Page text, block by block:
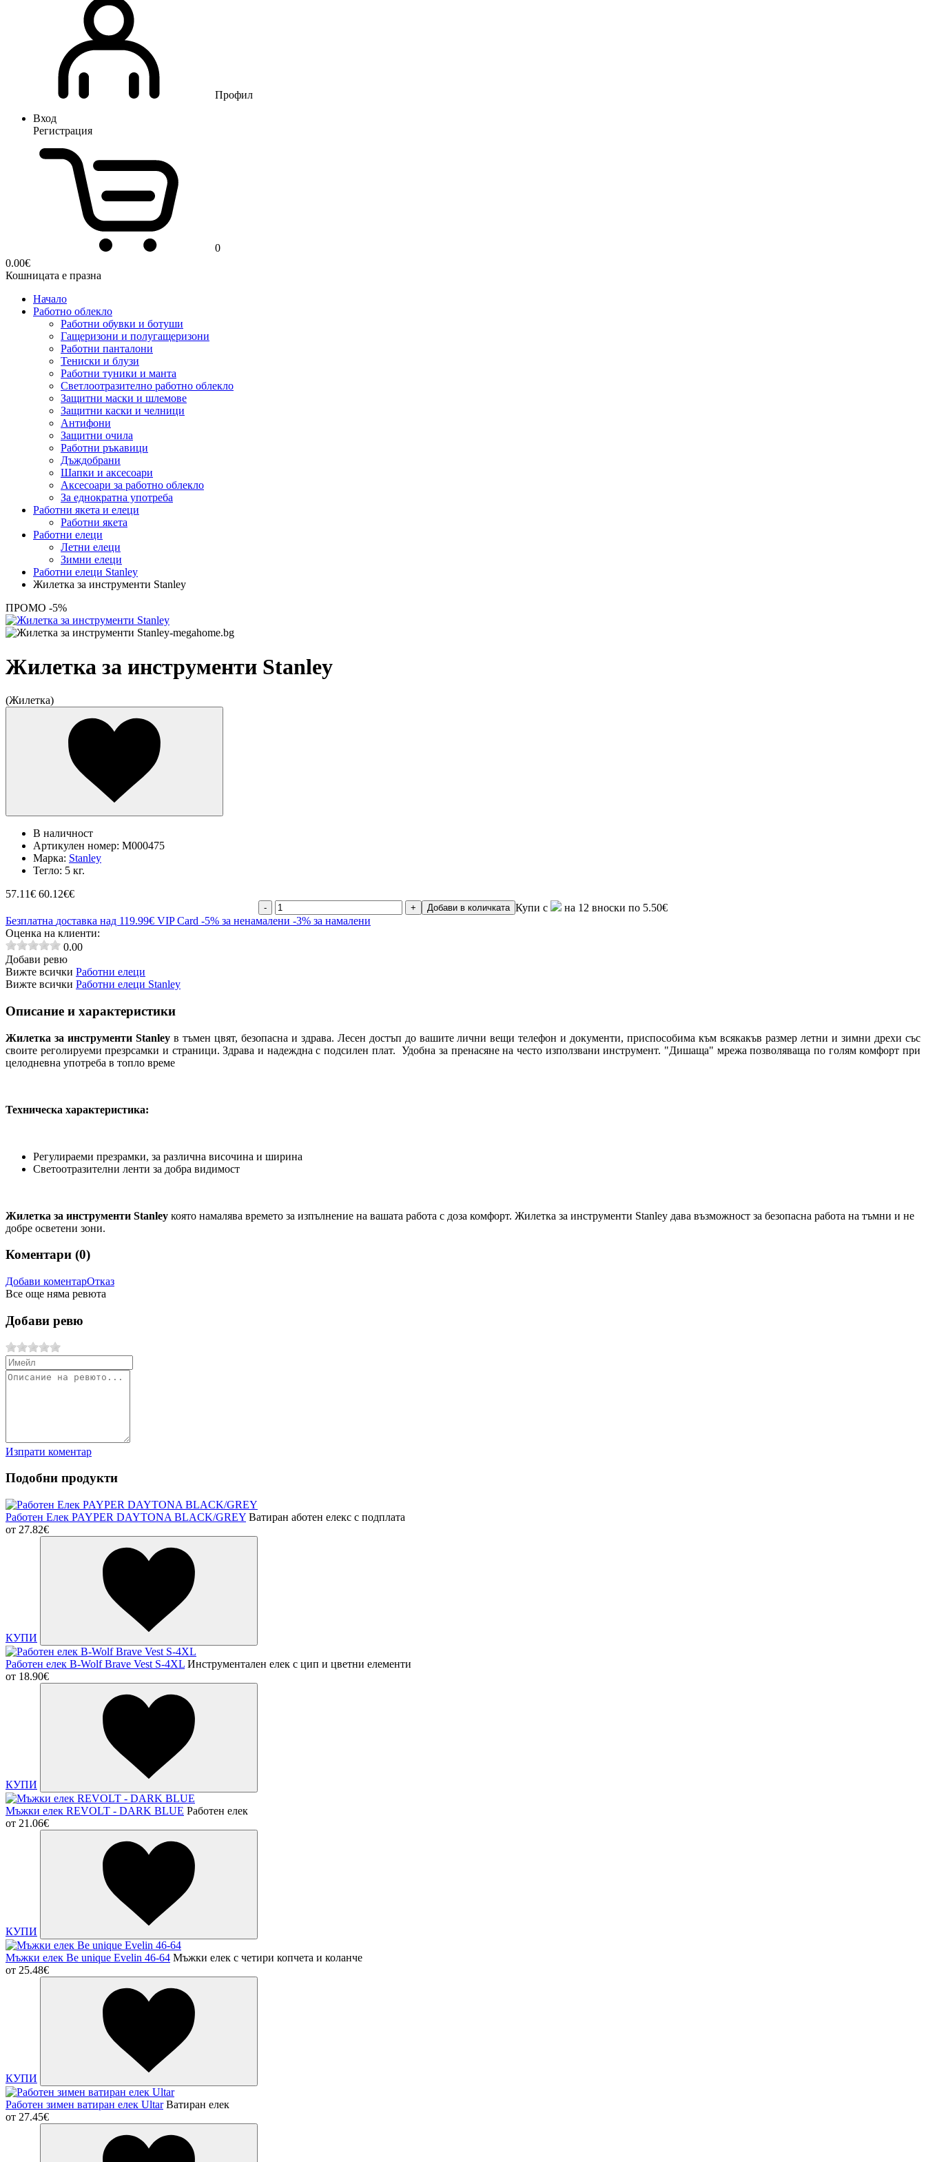
Профил
Вход
Регистрация
0
0.00€
Кошницата е празна
Начало
Работно облекло
Работни обувки и ботуши
Гащеризони и полугащеризони
Работни панталони
Тениски и блузи
Работни туники и манта
Светлоотразително работно облекло
Защитни маски и шлемове
Защитни каски и челници
Антифони
Защитни очила
Работни ръкавици
Дъждобрани
Шапки и аксесоари
Аксесоари за работно облекло
За еднократна употреба
Работни якета и елеци
Работни якета
Работни елеци
Летни елеци
Зимни елеци
Работни елеци Stanley
Жилетка за инструменти Stanley
ПРОМО -5%
Жилетка за инструменти Stanley
(Жилетка)
В наличност
Артикулен номер: M000475
Марка: Stanley
Тегло: 5 кг.
57.11€ 60.12€€
- + Добави в количката Купи с
на 12 вноски по 5.50€
Безплатна доставка над 119.99€ VIP Card -5% за ненамалени -3% за намалени
Оценка на клиенти:
0.00
Добави ревю
Вижте всички Работни елеци
Вижте всички Работни елеци Stanley
Описание и характеристики
Жилетка за инструменти Stanleyв тъмен цвят, безопасна и здрава. Лесен достъп до вашите лични вещи телефон и документи, приспособима към всякакъв размер летни и зимни дрехи със
своите реголируеми презрсамки и страници. Здрава и надеждна с подсилен плат. Удобна за пренасяне на често използвани инструмент. "Дишаща" мрежа позволяваща по голям комфорт при
целодневна употреба в топло време
Техническа характеристика:
Регулираеми презрамки, за различна височина и ширина
Светоотразителни ленти за добра видимост
Жилетка за инструменти Stanley която намалява времето за изпълнение на вашата работа с доза комфорт. Жилетка за инструменти Stanley дава възможност за безопасна работа на тъмни и не
добре осветени зони.
Коментари (0)
Добави коментарОтказ
Все още няма ревюта
Добави ревю
Изпрати коментар
Подобни продукти
Работен Елек PAYPER DAYTONA BLACK/GREY Ватиран аботен елекс с подплата
от 27.82€
КУПИ
Работен елек B-Wolf Brave Vest S-4XL Инструментален елек с цип и цветни елементи
от 18.90€
КУПИ
Мъжки елек REVOLT - DARK BLUE Работен елек
от 21.06€
КУПИ
Мъжки елек Be unique Evelin 46-64 Мъжки елек с четири копчета и коланче
от 25.48€
КУПИ
Работен зимен ватиран елек Ultar Ватиран елек
от 27.45€